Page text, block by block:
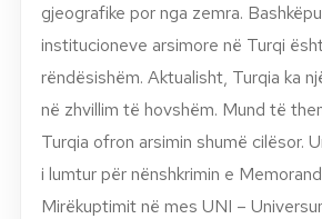
gjeografike por nga zemra.
institucioneve arsimore në Turqi
rëndësishëm. Aktualisht, Turqia ka
në zhvillim të hovshëm. Mund të
Turqia ofron arsimin shumë cilësor.
i lumtur për nënshkrimin e
Mirëkuptimit në mes UNI –